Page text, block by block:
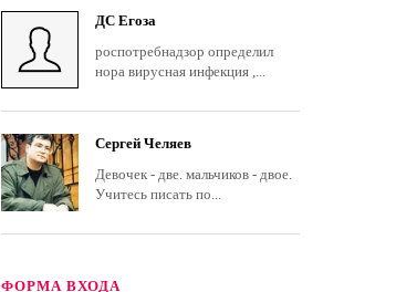
ДС Егоза
роспотребнадзор определил
нора вирусная инфекция ,...
Сергей Челяев
Девочек - две. мальчиков - двое.
Учитесь писать по...
ФОРМА ВХОДА